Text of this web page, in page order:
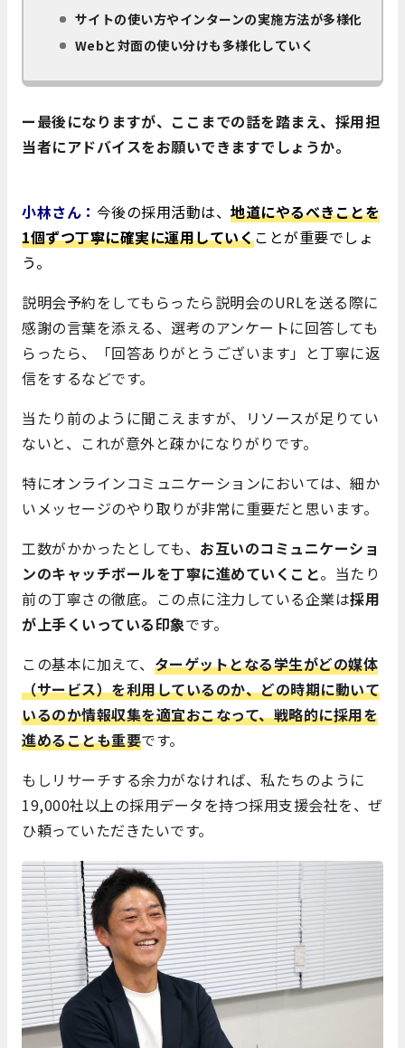
サイトの使い方やインターンの実施方法が多様化
Webと対面の使い分けも多様化していく
ー最後になりますが、ここまでの話を踏まえ、採用担
当者にアドバイスをお願いできますでしょうか。
小林さん： 今後の採用活動は、 地道にやるべきことを
1個ずつ丁寧に確実に運用していくことが重要でしょ
う。
説明会予約をしてもらったら説明会のURLを送る際に
感謝の言葉を添える、選考のアンケートに回答しても
らったら、「回答ありがとうございます」と丁寧に返
信をするなどです。
当たり前のように聞こえますが、リソースが足りてい
ないと、これが意外と疎かになりがりです。
特にオンラインコミュニケーションにおいては、細か
いメッセージのやり取りが非常に重要だと思います。
工数がかかったとしても、 お互いのコミュニケーショ
ンのキャッチボールを丁寧に進めていくこと。当たり
前の丁寧さの徹底。この点に注力している企業は採用
が上手くいっている印象です。
この基本に加えて、 ターゲットとなる学生がどの媒体
（サービス）を利用しているのか、どの時期に動いて
いるのか情報収集を適宜おこなって、戦略的に採用を
進めることも重要です。
もしリサーチする余力がなければ、私たちのように
19,000社以上の採用データを持つ採用支援会社を、ぜ
ひ頼っていただきたいです。